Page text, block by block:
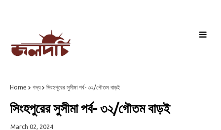
Home গদ্য সিংহপুরের সুসীমা পর্ব- ৩২/গৌতম বাড়ই
সিংহপুরের সুসীমা পর্ব- ৩২/গৌতম বাড়ই
March 02, 2024